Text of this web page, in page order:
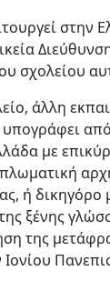
στην
σχολείου
άλλη
με
ή δικηγόρο
ξένης
της